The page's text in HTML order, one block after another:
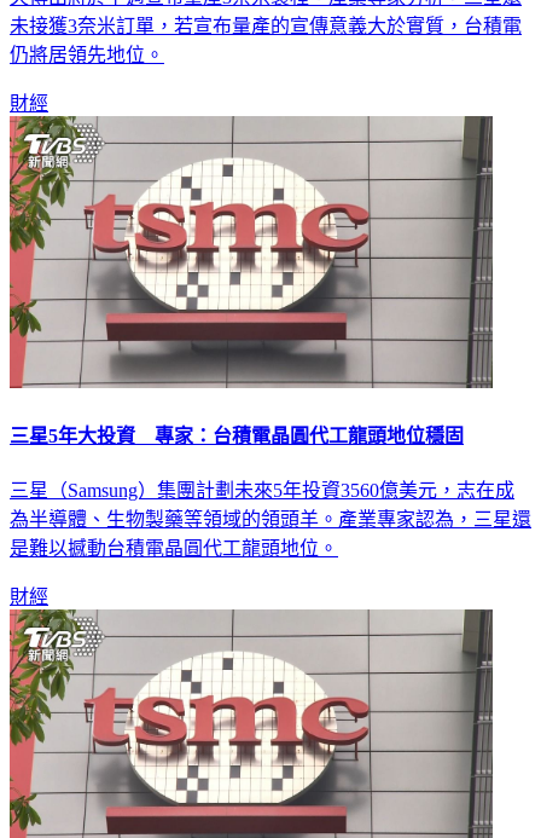
未接獲3奈米訂單，若宣布量產的宣傳意義大於實質，台積電
仍將居領先地位。
財經
三星5年大投資 專家：台積電晶圓代工龍頭地位穩固
三星（Samsung）集團計劃未來5年投資3560億美元，志在成
為半導體、生物製藥等領域的領頭羊。產業專家認為，三星還
是難以撼動台積電晶圓代工龍頭地位。
財經